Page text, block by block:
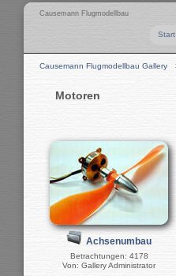
Causemann Flugmodellbau
Start
Causemann Flugmodellbau Gallery
Motoren
Achsenumbau
Betrachtungen: 4178
Von: Gallery Administrator